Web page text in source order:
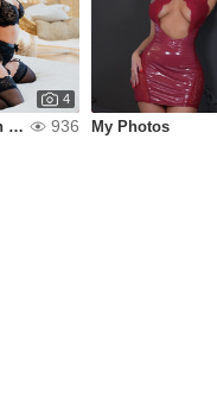
4
Touch Me With Your Eyes 936 My Photos